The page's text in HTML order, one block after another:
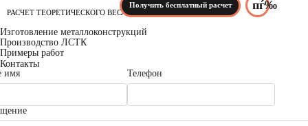
РАСЧЕТ ТЕОРЕТИЧЕСКОГО ВЕСА
Получить бесплатный расчет
Изготовление металлоконструкций
Производство ЛСТК
Примеры работ
Контакты
имя
Телефон